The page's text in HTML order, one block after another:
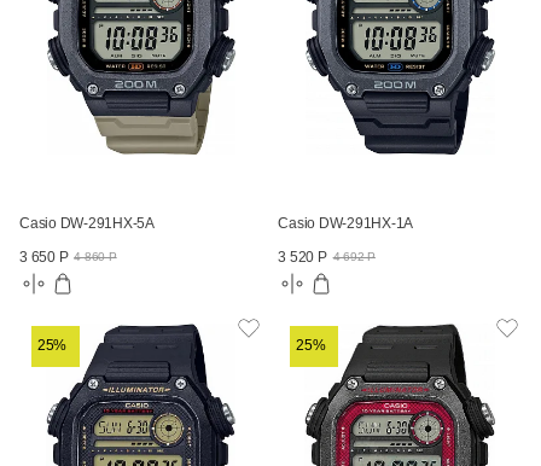
Casio DW-291HX-5A
3 650 Р 4 860 Р
Casio DW-291HX-1A
3 520 Р 4 692 Р
25% 25%